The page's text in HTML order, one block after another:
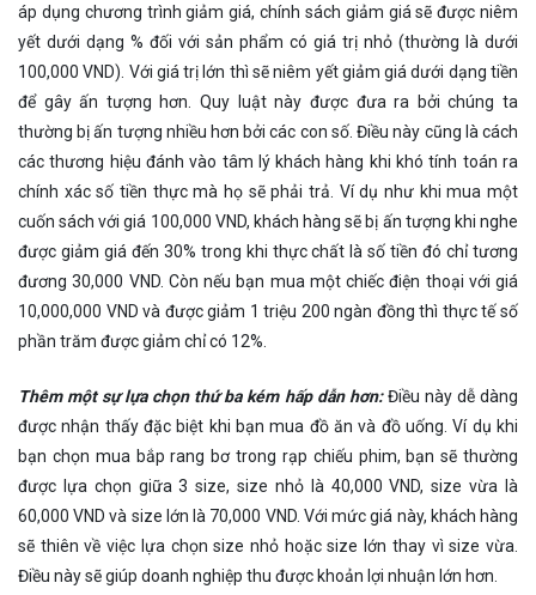
áp dụng chương trình giảm giá, chính sách giảm giá sẽ được niêm
yết dưới dạng % đối với sản phẩm có giá trị nhỏ (thường là dưới
100,000 VND). Với giá trị lớn thì sẽ niêm yết giảm giá dưới dạng tiền
để gây ấn tượng hơn. Quy luật này được đưa ra bởi chúng ta
thường bị ấn tượng nhiều hơn bởi các con số. Điều này cũng là cách
các thương hiệu đánh vào tâm lý khách hàng khi khó tính toán ra
chính xác số tiền thực mà họ sẽ phải trả. Ví dụ như khi mua một
cuốn sách với giá 100,000 VND, khách hàng sẽ bị ấn tượng khi nghe
được giảm giá đến 30% trong khi thực chất là số tiền đó chỉ tương
đương 30,000 VND. Còn nếu bạn mua một chiếc điện thoại với giá
10,000,000 VND và được giảm 1 triệu 200 ngàn đồng thì thực tế số
phần trăm được giảm chỉ có 12%.
Thêm một sự lựa chọn thứ ba kém hấp dẫn hơn:Điều này dễ dàng
được nhận thấy đặc biệt khi bạn mua đồ ăn và đồ uống. Ví dụ khi
bạn chọn mua bắp rang bơ trong rạp chiếu phim, bạn sẽ thường
được lựa chọn giữa 3 size, size nhỏ là 40,000 VND, size vừa là
60,000 VND và size lớn là 70,000 VND. Với mức giá này, khách hàng
sẽ thiên về việc lựa chọn size nhỏ hoặc size lớn thay vì size vừa.
Điều này sẽ giúp doanh nghiệp thu được khoản lợi nhuận lớn hơn.